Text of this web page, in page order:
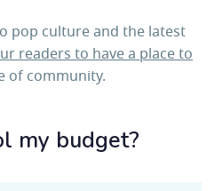
pop culture and the latest
readers to have a place to
of community.
my budget?